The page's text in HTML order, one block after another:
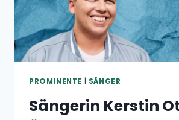
PROMINENTE SÄNGER
Sängerin Kerstin